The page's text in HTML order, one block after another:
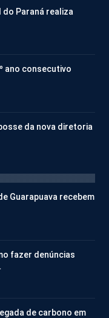
Paraná realiza
ano consecutivo
da nova diretoria
Guarapuava recebem
fazer denúncias
de carbono em